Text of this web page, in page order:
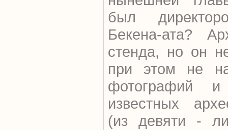
был
Бекена-ата?
стенда, но он
при этом не
фотографий
известных
(из девяти -